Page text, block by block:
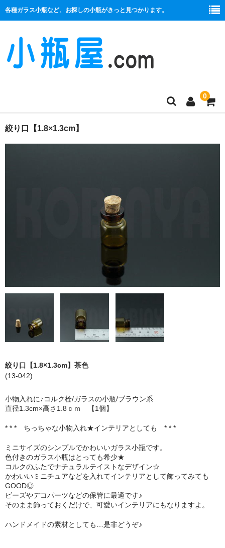
各種ガラス小瓶など、お探しの小瓶がきっと見つかります。
0
商品一覧
ストラップ付き
セット
単品
セット
単品
セット
パーツ
アウトレット
お問い合わせ
絞り口【1.8×1.3cm】
絞り口【1.8×1.3cm】茶色
(13-042)
小物入れに♪コルク栓/ガラスの小瓶/ブラウン系
直径1.3cm×高さ1.8ｃｍ 【1個】
* * * ちっちゃな小物入れ★インテリアとしても * * *
ミニサイズのシンプルでかわいいガラス小瓶です。
色付きのガラス小瓶はとっても希少★
コルクのふたでナチュラルテイストなデザイン☆
かわいいミニチュアなどを入れてインテリアとして飾ってみても
GOOD◎
ビーズやデコパーツなどの保管に最適です♪
そのまま飾っておくだけで、可愛いインテリアにもなりますよ。
ハンドメイドの素材としても…是非どうぞ♪